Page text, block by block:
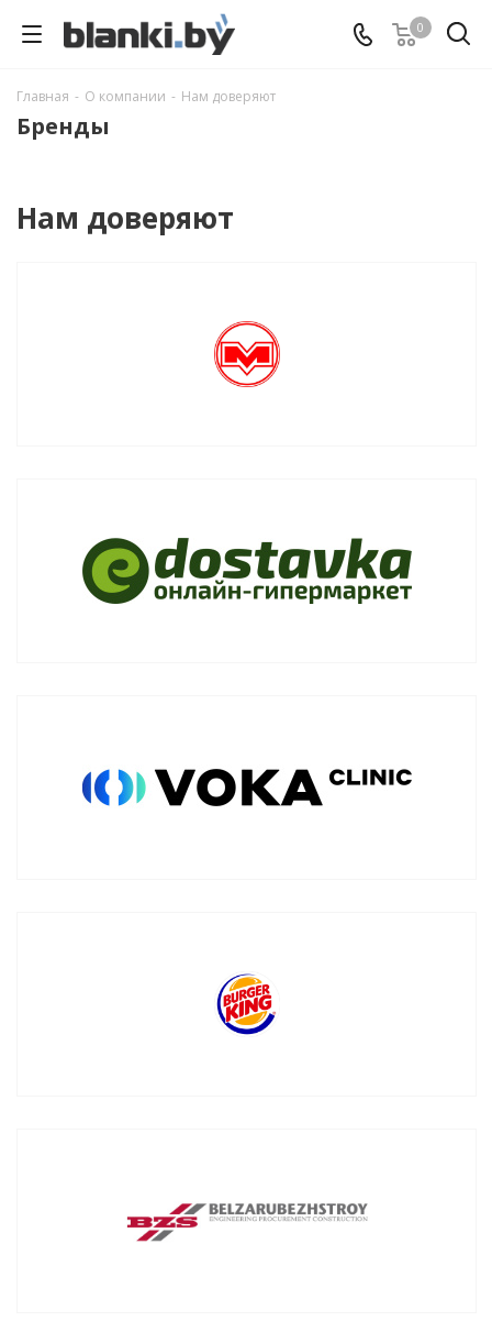
0
Главная - О компании - Нам доверяют
Бренды
Нам доверяют